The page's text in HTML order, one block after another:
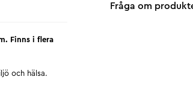
Finns i flera
och hälsa.
Fråga om